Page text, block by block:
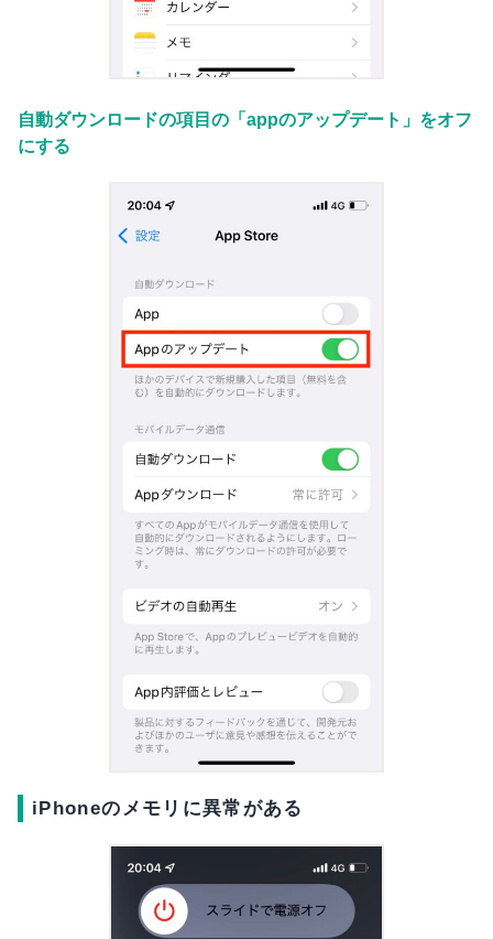
自動ダウンロードの項目の「appのアップデート」をオフ
にする
iPhoneのメモリに異常がある